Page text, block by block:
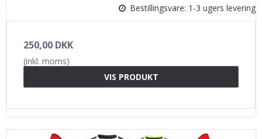
Bestillingsvare: 1-3 ugers levering
250,00 DKK
(inkl. moms)
VIS PRODUKT